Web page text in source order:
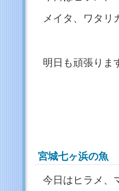
メイタ、ワタリ
明日も頑張りま
宮城七ヶ浜の魚
今日はヒラメ、